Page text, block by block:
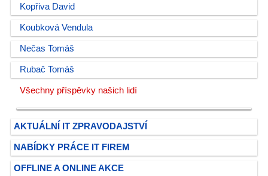
Kopřiva David
Koubková Vendula
Nečas Tomáš
Rubač Tomáš
Všechny příspěvky našich lidí
AKTUÁLNÍ IT ZPRAVODAJSTVÍ
NABÍDKY PRÁCE IT FIREM
OFFLINE A ONLINE AKCE